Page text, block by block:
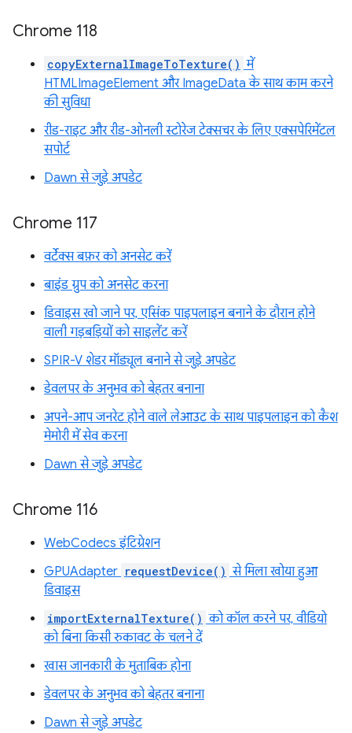
Chrome 118
copyExternalImageToTexture() में
HTMLImageElement और ImageData के साथ काम करने
की सुविधा
रीड-राइट और रीड-ओनली स्टोरेज टेक्सचर के लिए एक्सपेरिमेंटल
सपोर्ट
Dawn से जुड़े अपडेट
Chrome 117
वर्टेक्स बफ़र को अनसेट करें
बाइंड ग्रुप को अनसेट करना
डिवाइस खो जाने पर, एसिंक पाइपलाइन बनाने के दौरान होने
वाली गड़बड़ियों को साइलेंट करें
SPIR-V शेडर मॉड्यूल बनाने से जुड़े अपडेट
डेवलपर के अनुभव को बेहतर बनाना
अपने-आप जनरेट होने वाले लेआउट के साथ पाइपलाइन को कैश
मेमोरी में सेव करना
Dawn से जुड़े अपडेट
Chrome 116
WebCodecs इंटिग्रेशन
GPUAdapter requestDevice() से मिला खोया हुआ
डिवाइस
importExternalTexture() को कॉल करने पर, वीडियो
को बिना किसी रुकावट के चलने दें
खास जानकारी के मुताबिक होना
डेवलपर के अनुभव को बेहतर बनाना
Dawn से जुड़े अपडेट